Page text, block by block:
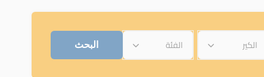
الكير الفئة